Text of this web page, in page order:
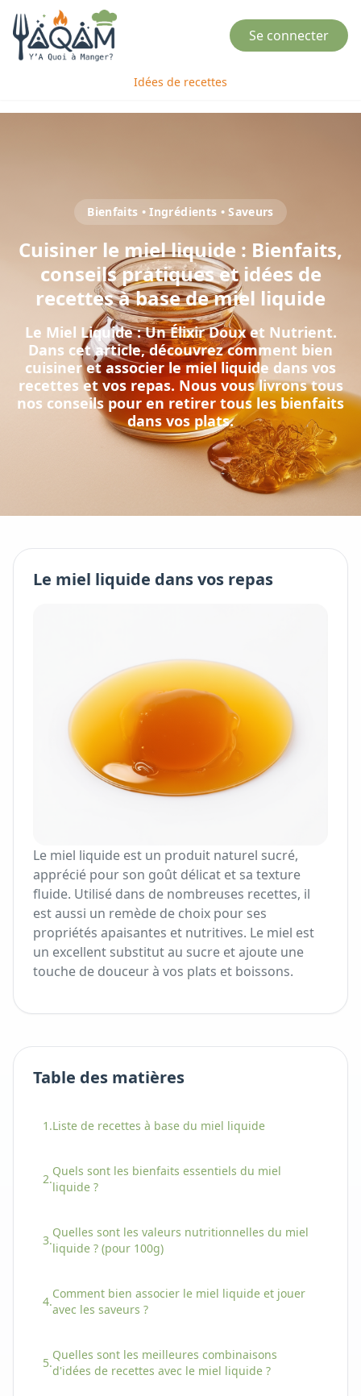
Se connecter
Idées de recettes
Bienfaits • Ingrédients • Saveurs
Cuisiner le miel liquide : Bienfaits,
conseils pratiques et idées de
recettes à base demiel liquide
Le Miel Liquide : Un Élixir Doux et Nutrient.
Dans cet article, découvrez comment bien
cuisiner et associerlemiel liquide dans vos
recettes et vos repas. Nous vous livrons tous
nos conseils pour en retirer tous les bienfaits
dans vos plats.
Le miel liquide dans vos repas
Le miel liquide est un produit naturel sucré,
apprécié pour son goût délicat et sa texture
fluide. Utilisé dans de nombreuses recettes, il
est aussi un remède de choix pour ses
propriétés apaisantes et nutritives. Le miel est
un excellent substitut au sucre et ajoute une
touche de douceur à vos plats et boissons.
Table des matières
1.Liste de recettes à base du miel liquide
2.
Quels sont les bienfaits essentiels du miel
liquide ?
3.
Quelles sont les valeurs nutritionnelles du miel
liquide ? (pour 100g)
4.
Comment bien associer le miel liquide et jouer
avec les saveurs ?
5.
Quelles sont les meilleures combinaisons
d'idées de recettes avec le miel liquide ?